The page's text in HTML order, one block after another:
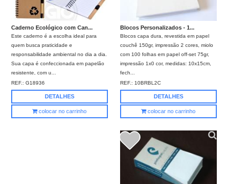
Caderno Ecológico com Can...
Este caderno é a escolha ideal para
quem busca praticidade e
responsabilidade ambiental no dia a dia.
Sua capa é confeccionada em papelão
resistente, com u...
REF.:G18936
DETALHES
colocar no carrinho
Blocos Personalizados - 1...
Blocos capa dura, revestida em papel
couchê 150gr, impressão 2 cores, miolo
com 100 folhas em papel off-set 75gr,
impressão 1x0 cor, medidas: 10x15cm,
fech...
REF.: 10BRBL2C
DETALHES
colocar no carrinho